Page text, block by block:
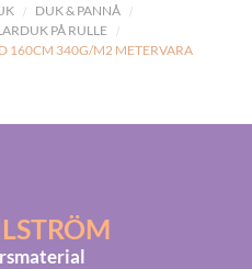
DUK & PANNÅ
PÅ RULLE
160CM 340G/M2 METERVARA